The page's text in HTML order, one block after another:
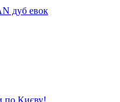
дуб евок
по Києву!